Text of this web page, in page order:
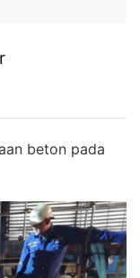
beton pada